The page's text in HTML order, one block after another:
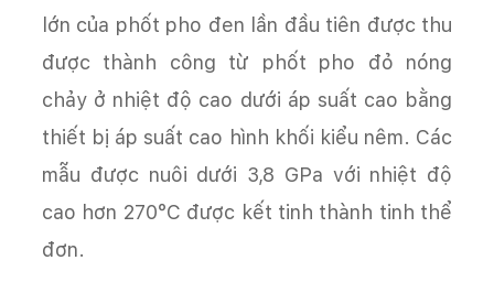
lớn của phốt pho đen lần đầu tiên được thu
được thành công từ phốt pho đỏ nóng
chảy ở nhiệt độ cao dưới áp suất cao bằng
thiết bị áp suất cao hình khối kiểu nêm. Các
mẫu được nuôi dưới 3,8 GPa với nhiệt độ
cao hơn 270°C được kết tinh thành tinh thể
đơn.